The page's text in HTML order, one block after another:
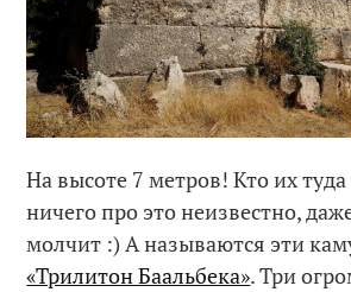
На высоте 7 метров! Кто их
ничего про это неизвестно,
молчит :) А называются эти
«Трилитон Баальбека». Три